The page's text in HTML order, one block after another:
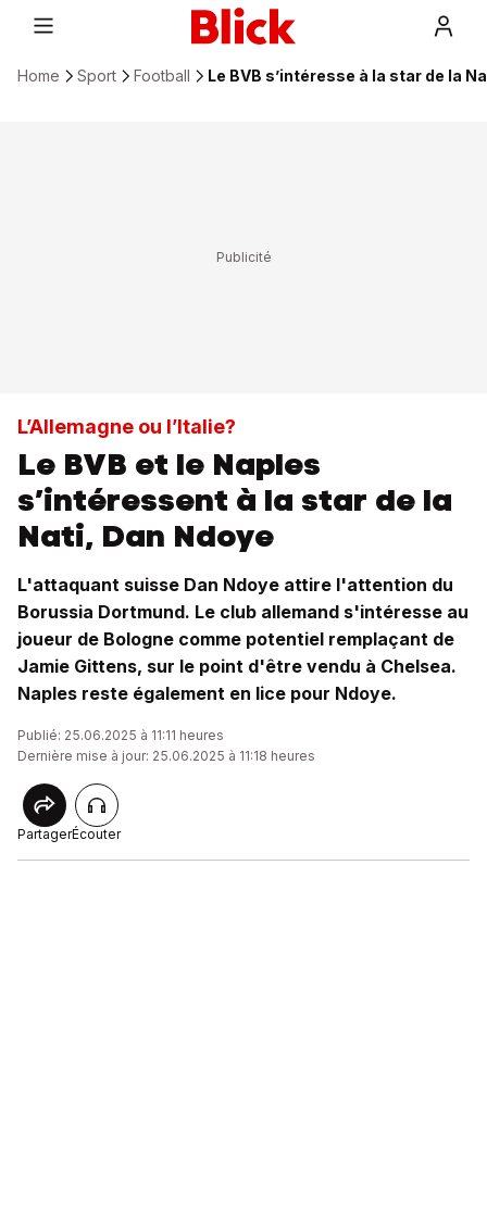
Home Sport Football Le BVB s’intéresse à la star de la
L’Allemagne ou l’Italie?
Le BVB et le Naples
s’intéressent à la star de la
Nati, Dan Ndoye
L'attaquant suisse Dan Ndoye attire l'attention du
Borussia Dortmund. Le club allemand s'intéresse au
joueur de Bologne comme potentiel remplaçant de
Jamie Gittens, sur le point d'être vendu à Chelsea.
Naples reste également en lice pour Ndoye.
Publié: 25.06.2025 à 11:11 heures
Dernière mise à jour: 25.06.2025 à 11:18 heures
PartagerÉcouter